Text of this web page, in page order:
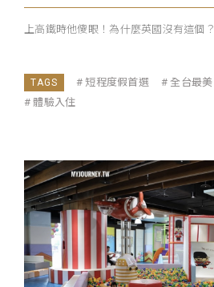
上高鐵時他傻眼！為什麼英國沒有這個？
短程度假首選 全台最美
體驗入住